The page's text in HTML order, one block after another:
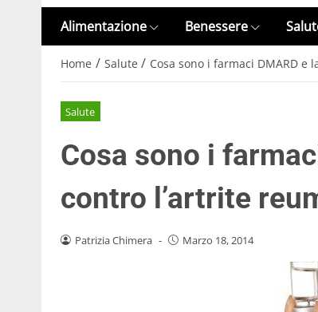
Alimentazione Benessere
Home / Salute / Cosa sono i farmaci DMARD e
Salute
Cosa sono i
contro l’artrite
Patrizia Chimera - Marzo 18, 2014